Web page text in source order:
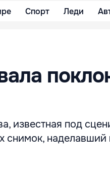
Спорт Леди
известная под
снимок,